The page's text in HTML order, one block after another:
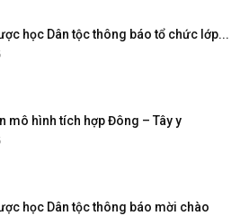
học Dân tộc thông báo tổ chức lớp...
mô hình tích hợp Đông – Tây y
học Dân tộc thông báo mời chào